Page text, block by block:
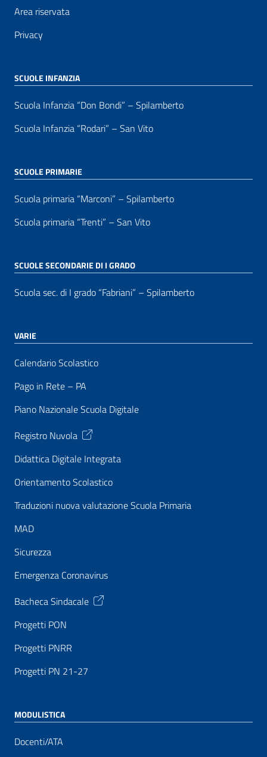
Area riservata
Privacy
SCUOLE INFANZIA
Scuola Infanzia “Don Bondi” – Spilamberto
Scuola Infanzia “Rodari” – San Vito
SCUOLE PRIMARIE
Scuola primaria “Marconi” – Spilamberto
Scuola primaria “Trenti” – San Vito
SCUOLE SECONDARIE DI I GRADO
Scuola sec. di I grado “Fabriani” – Spilamberto
VARIE
Calendario Scolastico
Pago in Rete – PA
Piano Nazionale Scuola Digitale
Registro Nuvola
Didattica Digitale Integrata
Orientamento Scolastico
Traduzioni nuova valutazione Scuola Primaria
MAD
Sicurezza
Emergenza Coronavirus
Bacheca Sindacale
Progetti PON
Progetti PNRR
Progetti PN 21-27
MODULISTICA
Docenti/ATA